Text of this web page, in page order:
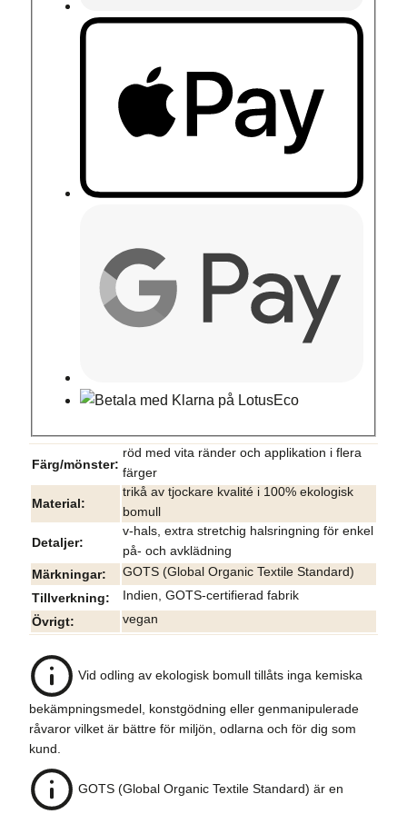
Färg/mönster
röd med vita ränder och applikation i flera
färger
Material
trikå av tjockare kvalité i 100% ekologisk
bomull
Detaljer
v-hals, extra stretchig halsringning för enkel
på- och avklädning
Märkningar
GOTS (Global Organic Textile Standard)
Tillverkning
Indien, GOTS-certifierad fabrik
Övrigt
vegan
Vid odling av ekologisk bomull tillåts inga kemiska
bekämpningsmedel, konstgödning eller genmanipulerade
råvaror vilket är bättre för miljön, odlarna och för dig som
kund.
GOTS (Global Organic Textile Standard) är en